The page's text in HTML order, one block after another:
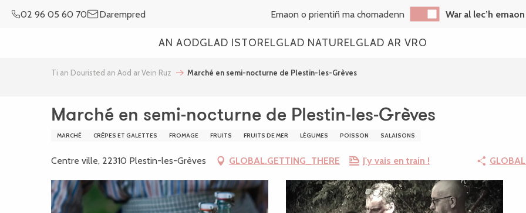
02 96 05 60 70 Darempred Emaon o prientiñ ma chomadenn War al lec’h emaon
AN AODGLAD ISTORELGLAD NATURELGLAD AR VRO
Ti an Douristed an Aod ar Vein Ruz Marché en semi-nocturne de Plestin-les-Grèves
Marché en semi-nocturne de Plestin-les-Grèves
MARCHÉ CRÊPES ET GALETTES FROMAGE FRUITS FRUITS DE MER LÉGUMES POISSON SALAISONS
Centre ville, 22310 Plestin-les-Grèves GLOBAL.GETTING_THERE J'y vais en train !